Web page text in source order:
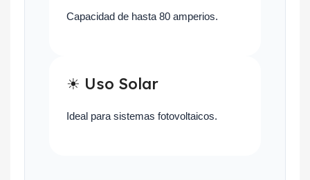
Capacidad de hasta 80 amperios.
☀ Uso Solar
Ideal para sistemas fotovoltaicos.